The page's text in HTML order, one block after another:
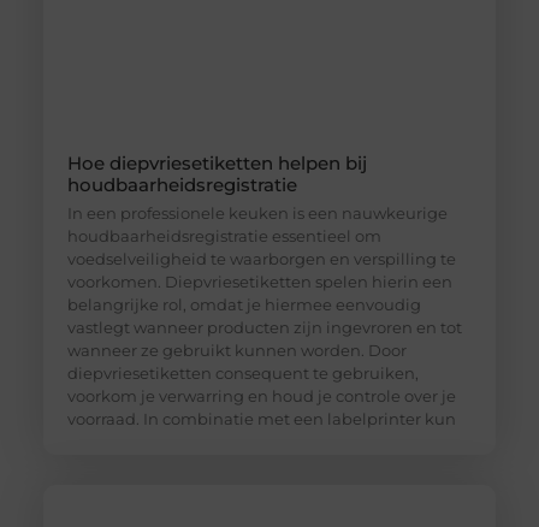
Hoe diepvriesetiketten helpen bij
houdbaarheidsregistratie
In een professionele keuken is een nauwkeurige
houdbaarheidsregistratie essentieel om
voedselveiligheid te waarborgen en verspilling te
voorkomen. Diepvriesetiketten spelen hierin een
belangrijke rol, omdat je hiermee eenvoudig
vastlegt wanneer producten zijn ingevroren en tot
wanneer ze gebruikt kunnen worden. Door
diepvriesetiketten consequent te gebruiken,
voorkom je verwarring en houd je controle over je
voorraad. In combinatie met een labelprinter kun